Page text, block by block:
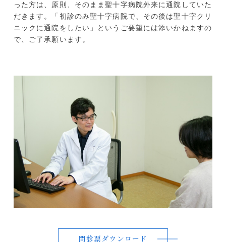
った方は、原則、そのまま聖十字病院外来に通院していた
だきます。「初診のみ聖十字病院で、その後は聖十字クリ
ニックに通院をしたい」というご要望には添いかねますの
で、ご了承願います。
問診票ダウンロード